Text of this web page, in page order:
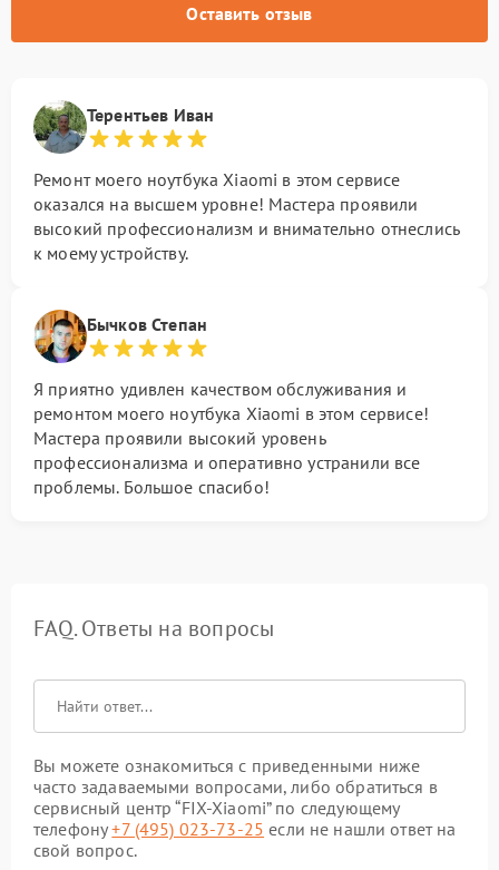
Оставить отзыв
Терентьев Иван
Ремонт моего ноутбука Xiaomi в этом сервисе
оказался на высшем уровне! Мастера проявили
высокий профессионализм и внимательно отнеслись
к моему устройству.
Бычков Степан
Я приятно удивлен качеством обслуживания и
ремонтом моего ноутбука Xiaomi в этом сервисе!
Мастера проявили высокий уровень
профессионализма и оперативно устранили все
проблемы. Большое спасибо!
FAQ. Ответы на вопросы
Вы можете ознакомиться с приведенными ниже
часто задаваемыми вопросами, либо обратиться в
сервисный центр “FIX-Xiaomi” по следующему
телефону+7 (495) 023-73-25 если не нашли ответ на
свой вопрос.